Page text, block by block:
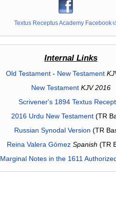
Textus Receptus Academy Facebook
Internal Links
Old Testament- New Testament
New Testament KJV 2016
Scrivener's 1894 Textus
2016 Urdu New Testament(TR
Russian Synodal Version (TR
Reina Valera Gómez Spanish (TR
Marginal Notes in the 1611